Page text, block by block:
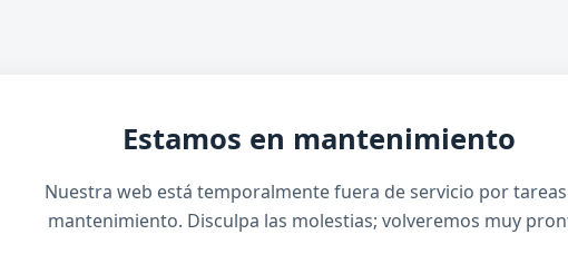
Estamos en mantenimiento
Nuestra web está temporalmente fuera de servicio por
mantenimiento. Disculpa las molestias; volveremos muy